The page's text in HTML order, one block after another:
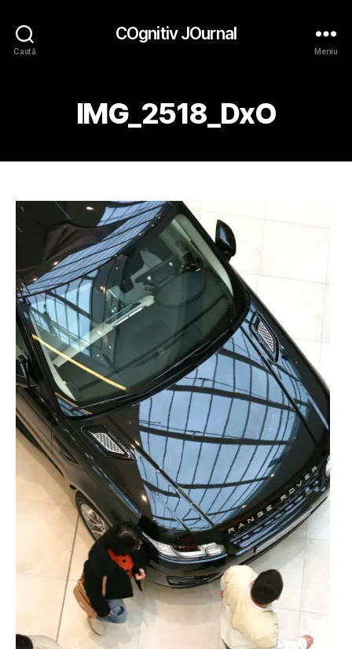
Caută
COgnitiv JOurnal
Meniu
IMG_2518_DxO